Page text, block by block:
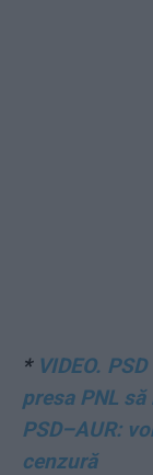
* VIDEO.
presa PNL
PSD–AUR:
cenzură